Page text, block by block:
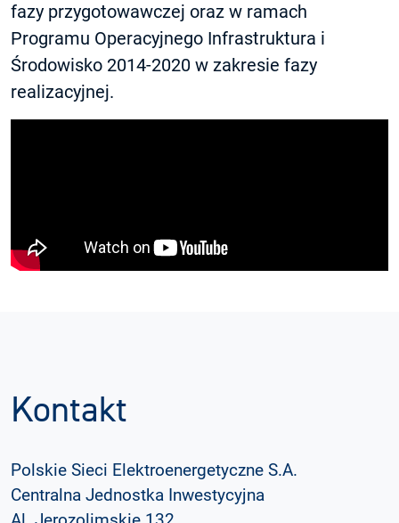
fazy przygotowawczej oraz w ramach
Programu Operacyjnego Infrastruktura i
Środowisko 2014-2020 w zakresie fazy
realizacyjnej.
Kontakt
Polskie Sieci Elektroenergetyczne S.A.
Centralna Jednostka Inwestycyjna